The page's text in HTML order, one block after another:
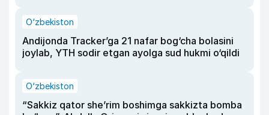
O‘zbekiston
Andijonda Tracker’ga 21 nafar bog‘cha bolasini
joylab, YTH sodir etgan ayolga sud hukmi o‘qildi
O‘zbekiston
“Sakkiz qator she’rim boshimga sakkizta bomba